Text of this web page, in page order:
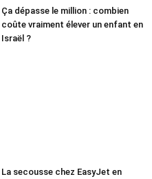
Ça dépasse le million : combien
coûte vraiment élever un enfant en
Israël ?
La secousse chez EasyJet en